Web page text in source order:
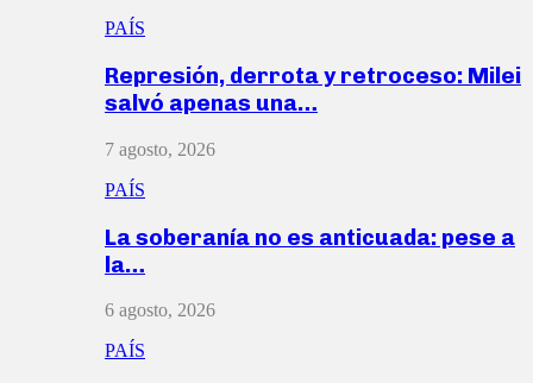
PAÍS
Represión, derrota y retroceso: Milei
salvó apenas una…
7 agosto, 2026
PAÍS
La soberanía no es anticuada: pese a
la…
6 agosto, 2026
PAÍS